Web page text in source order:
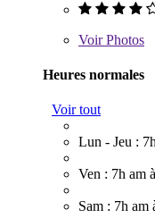
VoirPhotos
Heures normales
Voir tout
Lun - Jeu :
Ven : 7h am
Sam : 7h am